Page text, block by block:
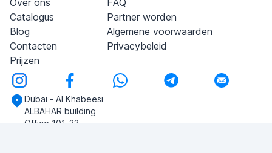
Over ons
Catalogus
Blog
Contacten
Prijzen
FAQ
Partner worden
Algemene voorwaarden
Privacybeleid
Dubai - Al Khabeesi
ALBAHAR building
Office 101-33